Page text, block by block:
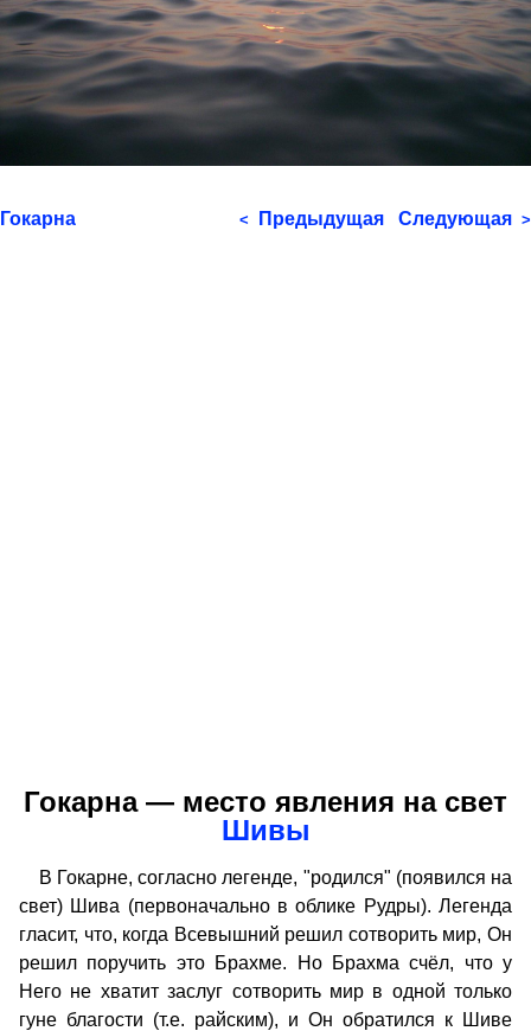
Гокарна < Предыдущая Следующая >
Гокарна — место явления на свет
Шивы
В Гокарне, согласно легенде, "родился" (появился на
свет) Шива (первоначально в облике Рудры). Легенда
гласит, что, когда Всевышний решил сотворить мир, Он
решил поручить это Брахме. Но Брахма счёл, что у
Него не хватит заслуг сотворить мир в одной только
гуне благости (т.е. райским), и Он обратился к Шиве